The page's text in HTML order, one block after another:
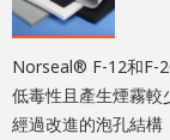
Norseal® F-12和F-
低毒性且產生煙霧
經過改進的泡孔結構